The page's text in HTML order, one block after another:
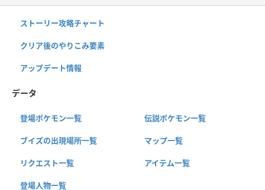
ストーリー攻略チャート
クリア後のやりこみ要素
アップデート情報
データ
登場ポケモン一覧 伝説ポケモン一覧
ブイズの出現場所一覧 マップ一覧
リクエスト一覧 アイテム一覧
登場人物一覧